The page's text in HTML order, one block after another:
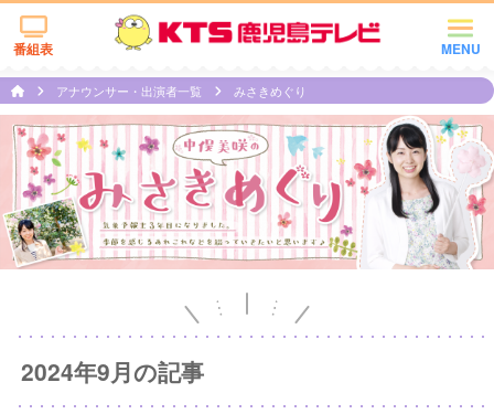
MENU
番組表
アナウンサー・出演者一覧 みさきめぐり
2024年9月の記事